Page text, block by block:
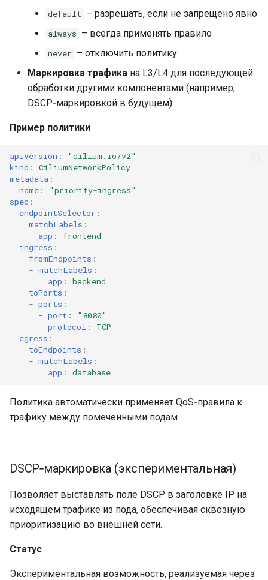
default – разрешать, если не запрещено явно
always – всегда применять правило
never – отключить политику
Маркировка трафика на L3/L4 для последующей
обработки другими компонентами (например,
DSCP‑маркировкой в будущем).
Пример политики
apiVersion :
"cilium.io/v2"
kind :
CiliumNetworkPolicy
metadata :
name :
"priority-ingress"
spec :
endpointSelector :
matchLabels :
app :
frontend
ingress :
- fromEndpoints :
- matchLabels :
app :
backend
toPorts :
- ports :
- port :
"8080"
protocol :
TCP
egress :
- toEndpoints :
- matchLabels :
app : database
Политика автоматически применяет QoS‑правила к
трафику между помеченными подам.
DSCP‑маркировка (экспериментальная)
Позволяет выставлять поле DSCP в заголовке IP на
исходящем трафике из пода, обеспечивая сквозную
приоритизацию во внешней сети.
Статус
Экспериментальная возможность, реализуемая через